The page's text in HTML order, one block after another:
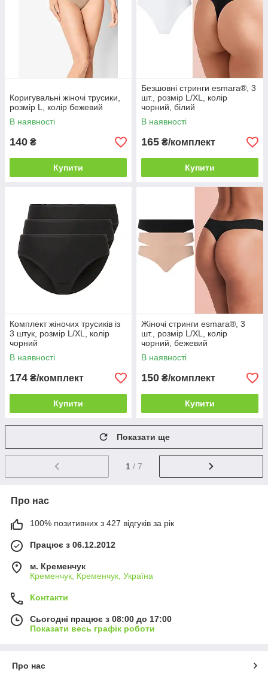
Коригувальні жіночі трусики,
розмір L, колір бежевий
В наявності
140 ₴
Купити
Безшовні стринги esmara®, 3
шт., розмір L/XL, колір
чорний, білий
В наявності
165 ₴/комплект
Купити
Комплект жіночих трусиків із
3 штук, розмір L/XL, колір
чорний
В наявності
174 ₴/комплект
Купити
Жіночі стринги esmara®, 3
шт., розмір L/XL, колір
чорний, бежевий
В наявності
150 ₴/комплект
Купити
Показати ще
1 / 7
Про нас
100% позитивних з 427 відгуків за рік
Працює з 06.12.2012
м. Кременчук
Кременчук, Кременчук, Україна
Контакти
Сьогодні працює з 08:00 до 17:00
Показати весь графік роботи
Про нас